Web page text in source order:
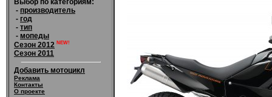
Выбор по категориям:
- производитель
- год
- тип
- мопеды
Сезон 2012 NEW!
Сезон 2011
Добавить мотоцикл
Реклама
Контакты
О проекте